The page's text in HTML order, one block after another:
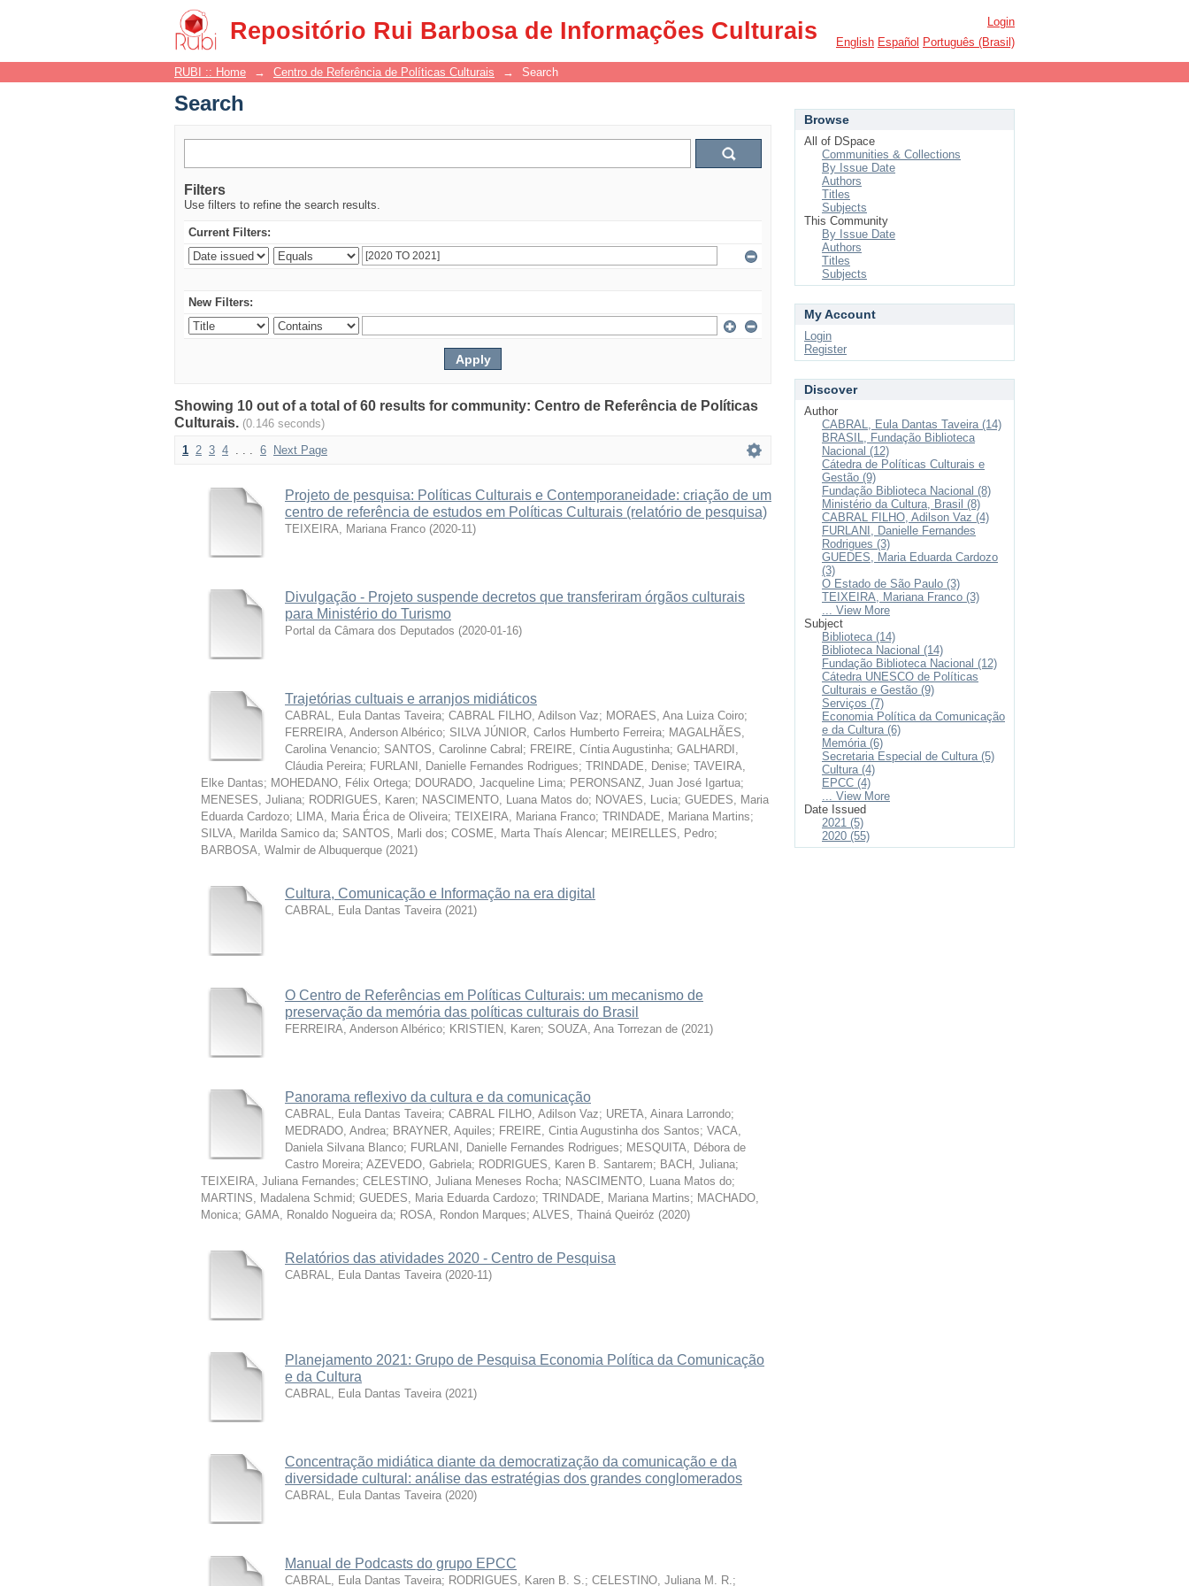
Repositório Rui Barbosa de Informações Culturais
Search
Login
English Español Português (Brasil)
RUBI :: Home → Centro de Referência de Políticas Culturais → Search
Search
Filters
Use filters to refine the search results.
Current Filters:
New Filters:
Showing 10 out of a total of 60 results for community: Centro de Referência de Políticas
Culturais. (0.146 seconds)
1 2 3 4 . . . 6 Next Page
Projeto de pesquisa: Políticas Culturais e Contemporaneidade: criação de um
centro de referência de estudos em Políticas Culturais (relatório de pesquisa)
TEIXEIRA, Mariana Franco (2020-11)
Divulgação - Projeto suspende decretos que transferiram órgãos culturais
para Ministério do Turismo
Portal da Câmara dos Deputados (2020-01-16)
Trajetórias cultuais e arranjos midiáticos
CABRAL, Eula Dantas Taveira; CABRAL FILHO, Adilson Vaz; MORAES, Ana Luiza Coiro;
FERREIRA, Anderson Albérico; SILVA JÚNIOR, Carlos Humberto Ferreira; MAGALHÃES,
Carolina Venancio; SANTOS, Carolinne Cabral ; FREIRE, Cíntia Augustinha; GALHARDI,
Cláudia Pereira; FURLANI, Danielle Fernandes Rodrigues; TRINDADE, Denise; TAVEIRA,
Elke Dantas; MOHEDANO, Félix Ortega; DOURADO, Jacqueline Lima; PERONSANZ, Juan José Igartua;
MENESES, Juliana; RODRIGUES, Karen; NASCIMENTO, Luana Matos do; NOVAES, Lucia; GUEDES, Maria
Eduarda Cardozo; LIMA, Maria Érica de Oliveira; TEIXEIRA, Mariana Franco; TRINDADE, Mariana Martins;
SILVA, Marilda Samico da; SANTOS, Marli dos; COSME, Marta Thaís Alencar; MEIRELLES, Pedro;
BARBOSA, Walmir de Albuquerque (2021)
Cultura, Comunicação e Informação na era digital
CABRAL, Eula Dantas Taveira (2021)
O Centro de Referências em Políticas Culturais: um mecanismo de
preservação da memória das políticas culturais do Brasil
FERREIRA, Anderson Albérico; KRISTIEN, Karen; SOUZA, Ana Torrezan de (2021)
Panorama reflexivo da cultura e da comunicação
CABRAL, Eula Dantas Taveira; CABRAL FILHO, Adilson Vaz; URETA, Ainara Larrondo;
MEDRADO, Andrea; BRAYNER, Aquiles; FREIRE, Cintia Augustinha dos Santos; VACA,
Daniela Silvana Blanco; FURLANI, Danielle Fernandes Rodrigues; MESQUITA, Débora de
Castro Moreira; AZEVEDO, Gabriela; RODRIGUES, Karen B. Santarem; BACH, Juliana;
TEIXEIRA, Juliana Fernandes; CELESTINO, Juliana Meneses Rocha; NASCIMENTO, Luana Matos do;
MARTINS, Madalena Schmid; GUEDES, Maria Eduarda Cardozo; TRINDADE, Mariana Martins; MACHADO,
Monica; GAMA, Ronaldo Nogueira da; ROSA, Rondon Marques; ALVES, Thainá Queiróz (2020)
Relatórios das atividades 2020 - Centro de Pesquisa
CABRAL, Eula Dantas Taveira (2020-11)
Planejamento 2021: Grupo de Pesquisa Economia Política da Comunicação
e da Cultura
CABRAL, Eula Dantas Taveira (2021)
Concentração midiática diante da democratização da comunicação e da
diversidade cultural: análise das estratégias dos grandes conglomerados
CABRAL, Eula Dantas Taveira (2020)
Manual de Podcasts do grupo EPCC
CABRAL, Eula Dantas Taveira; RODRIGUES, Karen B. S.; CELESTINO, Juliana M. R.;
Browse
All of DSpace
Communities & Collections
By Issue Date
Authors
Titles
Subjects
This Community
By Issue Date
Authors
Titles
Subjects
My Account
Login
Register
Discover
Author
CABRAL, Eula Dantas Taveira (14)
BRASIL, Fundação Biblioteca
Nacional (12)
Cátedra de Políticas Culturais e
Gestão (9)
Fundação Biblioteca Nacional (8)
Ministério da Cultura, Brasil (8)
CABRAL FILHO, Adilson Vaz (4)
FURLANI, Danielle Fernandes
Rodrigues (3)
GUEDES, Maria Eduarda Cardozo
(3)
O Estado de São Paulo (3)
TEIXEIRA, Mariana Franco (3)
... View More
Subject
Biblioteca (14)
Biblioteca Nacional (14)
Fundação Biblioteca Nacional (12)
Cátedra UNESCO de Políticas
Culturais e Gestão (9)
Serviços (7)
Economia Política da Comunicação
e da Cultura (6)
Memória (6)
Secretaria Especial de Cultura (5)
Cultura (4)
EPCC (4)
... View More
Date Issued
2021 (5)
2020 (55)